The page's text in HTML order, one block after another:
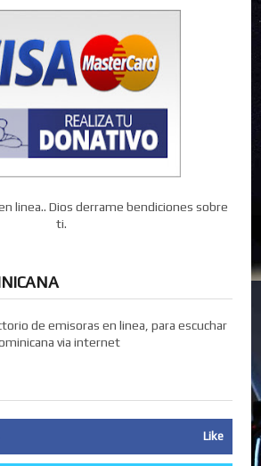
linea.. Dios derrame bendiciones sobre
ti.
de emisoras en linea, para escuchar
via internet
Like